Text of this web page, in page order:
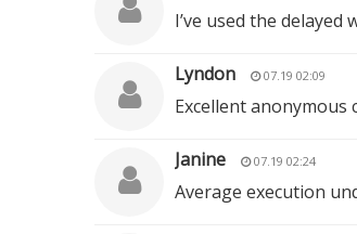
I’ve used the
Lyndon 07.19 02:09
Excellent
Janine 07.19 02:24
Average execution